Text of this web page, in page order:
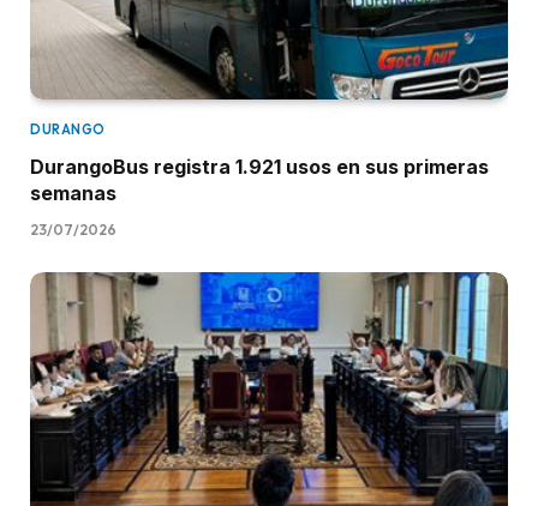
DURANGO
DurangoBus registra 1.921 usos en sus primeras
semanas
23/07/2026